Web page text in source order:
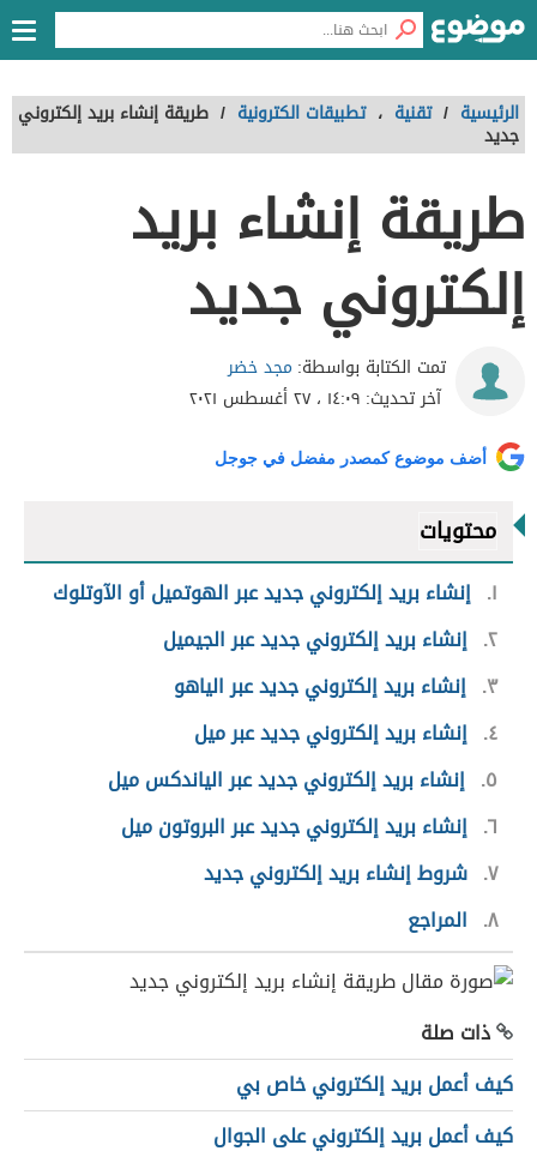
الرئيسية / تقنية ، تطبيقات الكترونية / طريقة إنشاء بريد إلكتروني
جديد
طريقة إنشاء بريد
إلكتروني جديد
تمت الكتابة بواسطة: مجد خضر
آخر تحديث: ١٤:٠٩ ، ٢٧ أغسطس ٢٠٢١
أضف موضوع كمصدر مفضل في جوجل
محتويات
١ إنشاء بريد إلكتروني جديد عبر الهوتميل أو الآوتلوك
٢ إنشاء بريد إلكتروني جديد عبر الجيميل
٣ إنشاء بريد إلكتروني جديد عبر الياهو
٤ إنشاء بريد إلكتروني جديد عبر ميل
٥ إنشاء بريد إلكتروني جديد عبر الياندكس ميل
٦ إنشاء بريد إلكتروني جديد عبر البروتون ميل
٧ شروط إنشاء بريد إلكتروني جديد
٨ المراجع
ذات صلة
كيف أعمل بريد إلكتروني خاص بي
كيف أعمل بريد إلكتروني على الجوال